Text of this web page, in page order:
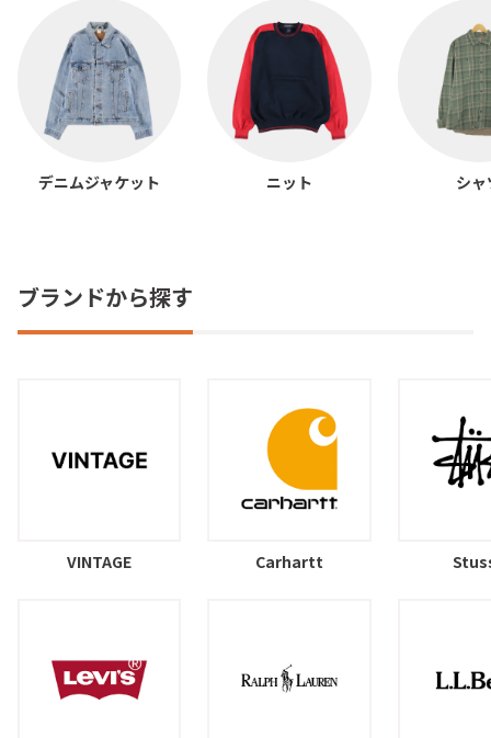
デニムジャケット ニット シャ
ブランドから探す
VINTAGE Carhartt